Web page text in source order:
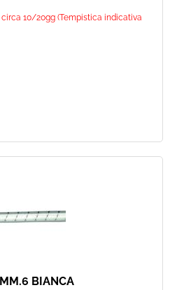
10/20gg (Tempistica indicativa
BIANCA